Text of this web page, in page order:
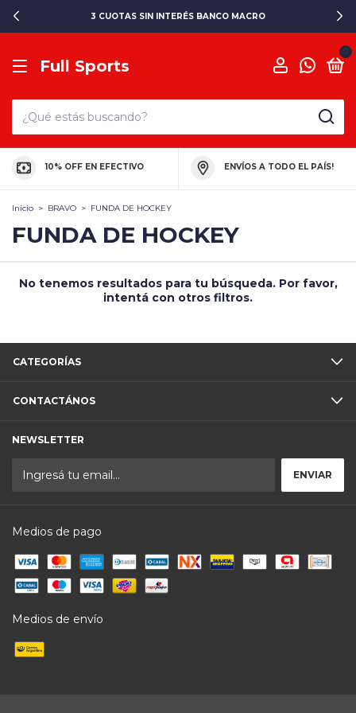
3 CUOTAS SIN INTERÉS BANCO MACRO
Full Sports
10% OFF EN EFECTIVO ENVÍOS A TODO EL PAÍS!
Inicio > BRAVO > FUNDA DE HOCKEY
FUNDA DE HOCKEY
No tenemos resultados para tu búsqueda. Por favor,
intentá con otros filtros.
CATEGORÍAS
CONTACTÁNOS
NEWSLETTER
Medios de pago
Medios de envío